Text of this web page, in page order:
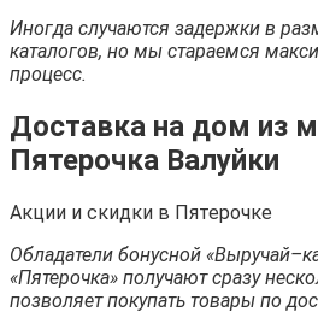
Иногда случаются задержки в
каталогов, но мы стараемся
процесс.
Доставка на дом из
Пятерочка Валуйки
Акции и скидки в Пятерочке
Обладатели бонусной
«Пятерочка» получают сразу
позволяет покупать товары по